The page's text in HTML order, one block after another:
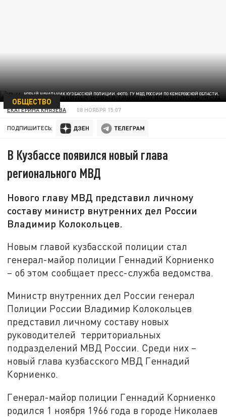
НОВЫЙ НАЧАЛЬНИК КУЗБАССКОЙ ПОЛИЦИИ. ФОТО: ГУ МВД РОССИИ ПО КЕМЕРОВСКОЙ ОБЛАСТИ.
ОБЩЕСТВО
ЕКАТЕРИНА КНЯЗЕВА 08 НОЯБРЯ 15:07
ПОДПИШИТЕСЬ:
В Кузбассе появился новый глава
регионального МВД
Нового главу МВД представил личному
составу министр внутренних дел России
Владимир Колокольцев.
Новым главой кузбасской полиции стал
генерал-майор полиции Геннадий Корниенко
– об этом сообщает пресс-служба ведомства.
Министр внутренних дел России генерал
Полиции России Владимир Колокольцев
представил личному составу новых
руководителей территориальных
подразделений МВД России. Среди них –
новый глава кузбасского МВД Геннадий
Корниенко.
Генерал-майор полиции Геннадий Корниенко
родился 1 ноября 1966 года в городе Николаев